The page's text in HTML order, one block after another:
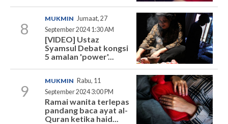
8
MUKMIN Jumaat, 27
September 2024 1:30 AM
[VIDEO] Ustaz
Syamsul Debat kongsi
5 amalan 'power'...
9
MUKMIN Rabu, 11
September 2024 3:00 PM
Ramai wanita terlepas
pandang baca ayat al-
Quran ketika haid...